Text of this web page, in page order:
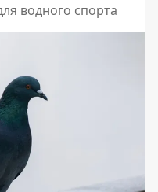
водного спорта